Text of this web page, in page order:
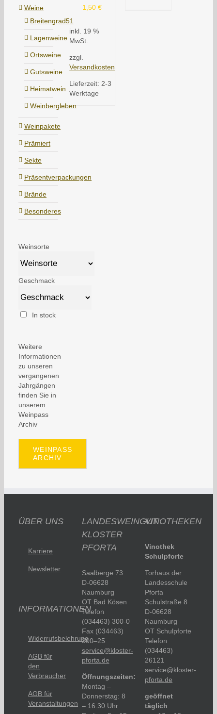
1,50€
inkl. 19 %
MwSt.
zzgl.
Versandkosten
Lieferzeit: 2-3
Werktage
Weine
Breitengrad51
Lagenweine
Ortsweine
Gutsweine
Heimatwein
Weinbergleben
Weinpakete
Prämiert
Sekte
Präsentverpackungen
Brände
Besonderes
Weinsorte
Geschmack
In stock
Weitere
Informationen
zu unseren
vergangenen
Jahrgängen
finden Sie in
unserem
Weinpass
Archiv
WEINPASS
ARCHIV
ÜBER UNS
Karriere
Newsletter
INFORMATIONEN
Widerrufsbelehrung
AGB für
den
Verbraucher
AGB für
Veranstaltungen
LANDESWEINGUT
KLOSTER
PFORTA
Saalberge 73
D-06628
Naumburg
OT Bad Kösen
Telefon
(034463) 300-0
Fax (034463)
300–25
service@kloster-
pforta.de
Öffnungszeiten:
Montag –
Donnerstag: 8
– 16:30 Uhr
VINOTHEKEN
Vinothek
Schulpforte
Torhaus der
Landesschule
Pforta
Schulstraße 8
D-06628
Naumburg
OT Schulpforte
Telefon
(034463)
26121
service@kloster-
pforta.de
geöffnet
täglich